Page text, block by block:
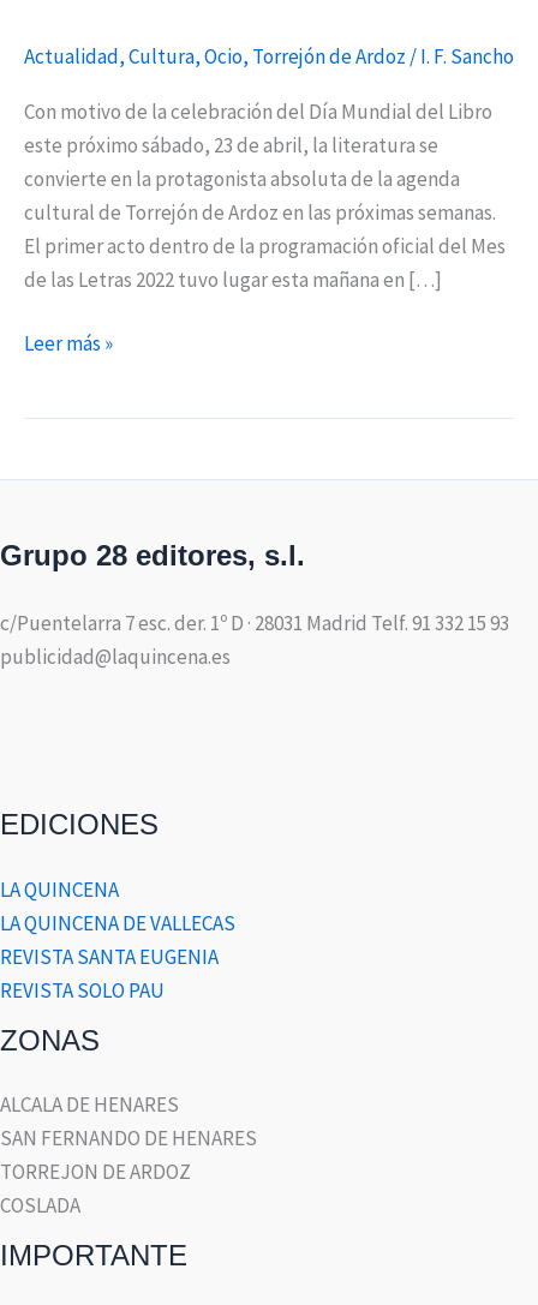
Actualidad,Cultura,Ocio, Torrejón de Ardoz /I. F. Sancho
Con motivo de la celebración del Día Mundial del Libro
este próximo sábado, 23 de abril, la literatura se
convierte en la protagonista absoluta de la agenda
cultural de Torrejón de Ardoz en las próximas semanas.
El primer acto dentro de la programación oficial del Mes
de las Letras 2022 tuvo lugar esta mañana en […]
Leer más »
Grupo 28 editores, s.l.
c/Puentelarra 7 esc. der. 1º D · 28031 Madrid Telf. 91 332 15 93
publicidad@laquincena.es
EDICIONES
LA QUINCENA
LA QUINCENA DE VALLECAS
REVISTA SANTA EUGENIA
REVISTA SOLO PAU
ZONAS
ALCALA DE HENARES
SAN FERNANDO DE HENARES
TORREJON DE ARDOZ
COSLADA
IMPORTANTE